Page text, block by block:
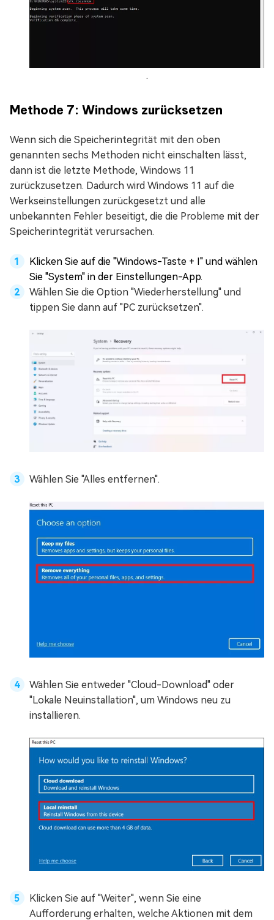
.
Methode 7: Windows zurücksetzen
Wenn sich die Speicherintegrität mit den oben
genannten sechs Methoden nicht einschalten lässt,
dann ist die letzte Methode, Windows 11
zurückzusetzen. Dadurch wird Windows 11 auf die
Werkseinstellungen zurückgesetzt und alle
unbekannten Fehler beseitigt, die die Probleme mit der
Speicherintegrität verursachen.
Klicken Sie auf die "Windows-Taste + I" und wählen
Sie "System" in der Einstellungen-App.
Wählen Sie die Option "Wiederherstellung" und
tippen Sie dann auf "PC zurücksetzen".
Wählen Sie "Alles entfernen".
Wählen Sie entweder "Cloud-Download" oder
"Lokale Neuinstallation", um Windows neu zu
installieren.
Klicken Sie auf "Weiter", wenn Sie eine
Aufforderung erhalten, welche Aktionen mit dem